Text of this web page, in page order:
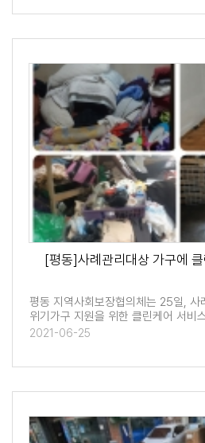
[평동]사례관리대상 가구에
평동 지역사회보장협의체는 25일, 사
위기가구 지원을 위한 클린케어 서비
2021-06-25